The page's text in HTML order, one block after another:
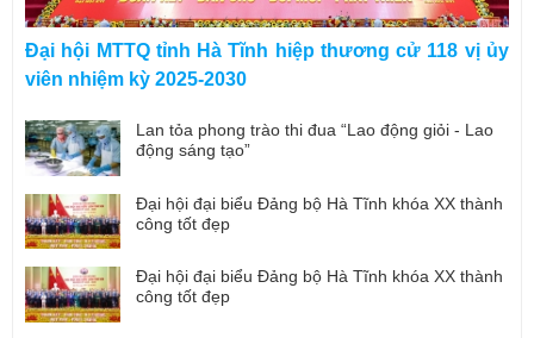
Đại hội MTTQ tỉnh Hà Tĩnh hiệp thương cử 118 vị ủy
viên nhiệm kỳ 2025-2030
Lan tỏa phong trào thi đua “Lao động giỏi - Lao
động sáng tạo”
Đại hội đại biểu Đảng bộ Hà Tĩnh khóa XX thành
công tốt đẹp
Đại hội đại biểu Đảng bộ Hà Tĩnh khóa XX thành
công tốt đẹp